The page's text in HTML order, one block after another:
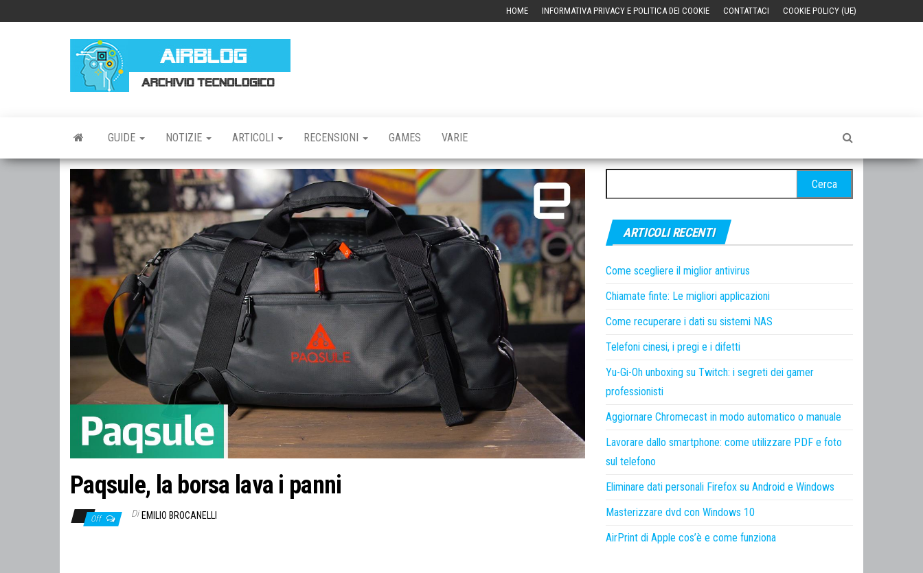
HOME INFORMATIVA PRIVACY E POLITICA DEI COOKIE CONTATTACI COOKIE POLICY (UE)
GUIDE NOTIZIE ARTICOLI RECENSIONI GAMES VARIE
Paqsule, la borsa lava i panni
Off Di EMILIO BROCANELLI
per:
ARTICOLI RECENTI
Come scegliere il miglior antivirus
Chiamate finte: Le migliori applicazioni
Come recuperare i dati su sistemi NAS
Telefoni cinesi, i pregi e i difetti
Yu-Gi-Oh unboxing su Twitch: i segreti dei gamer
professionisti
Aggiornare Chromecast in modo automatico o manuale
Lavorare dallo smartphone: come utilizzare PDF e foto
sul telefono
Eliminare dati personali Firefox su Android e Windows
Masterizzare dvd con Windows 10
AirPrint di Apple cos’è e come funziona